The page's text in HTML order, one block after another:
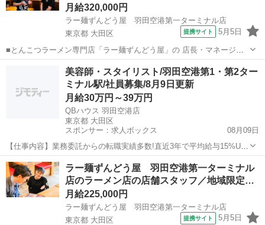
月給320,000円
ラー麺ずんどう屋 羽田空港第一ターミナル店
東京都 大田区
提携サイト 5月5日
■とんこつラーメン専門店「ラー麺ずんどう屋」の 店長・マネージャ
ー候補として、 店舗運営の全てをお任せします。 ■営業業務 ・QSCA
の向上 ・調理や接客などの業務全般 ・食材や備品の発注 ・衛生管理
飲食
美容師・スタイリスト/羽田空港第1・第2ター
ミナル駅/社員募集/8月9日更新
月給30万円～39万円
QBハウス 羽田空港店
東京都 大田区
スポンサー：求人ボックス
08月09日
【仕事内容】業務委託からの転職実績多数!直近3年で平均給与15%UP
平均年休120日以上 <募集職種> 美容師 <仕事内容> お客様へのヘアカ
ット、及び接客サービス 研修施設や研修店舗での技術・サービストレ
ーニング 今までの美...
正社員
ラー麺ずんどう屋 羽田空港第一ターミナル
店のラーメン店の店舗スタッフ／地域限定…
月給225,000円
ラー麺ずんどう屋 羽田空港第一ターミナル店
東京都 大田区
提携サイト 5月5日